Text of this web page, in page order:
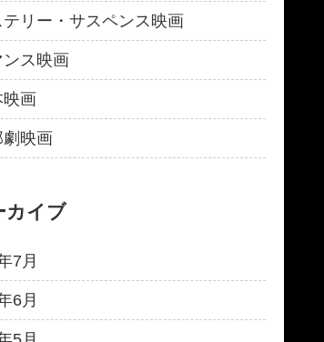
テリー・サスペンス映画
ンス映画
映画
劇映画
カイブ
7月
6月